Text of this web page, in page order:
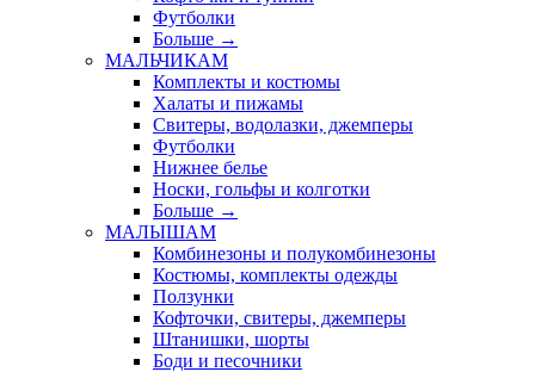
Футболки
Больше →
МАЛЬЧИКАМ
Комплекты и костюмы
Халаты и пижамы
Свитеры, водолазки, джемперы
Футболки
Нижнее белье
Носки, гольфы и колготки
Больше →
МАЛЫШАМ
Комбинезоны и полукомбинезоны
Костюмы, комплекты одежды
Ползунки
Кофточки, свитеры, джемперы
Штанишки, шорты
Боди и песочники